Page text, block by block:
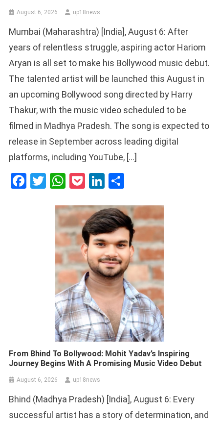
August 6, 2026 up18news
Mumbai (Maharashtra) [India], August 6: After
years of relentless struggle, aspiring actor Hariom
Aryan is all set to make his Bollywood music debut.
The talented artist will be launched this August in
an upcoming Bollywood song directed by Harry
Thakur, with the music video scheduled to be
filmed in Madhya Pradesh. The song is expected to
release in September across leading digital
platforms, including YouTube, […]
Facebook
Twitter
WhatsApp
PocketLinkedIn
From Bhind To Bollywood: Mohit Yadav’s Inspiring
Journey Begins With A Promising Music Video Debut
August 6, 2026 up18news
Bhind (Madhya Pradesh) [India], August 6: Every
successful artist has a story of determination, and